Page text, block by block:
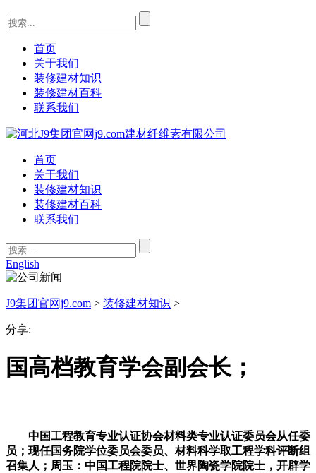
首页
关于我们
装修建材知识
装修建材百科
联系我们
首页
关于我们
装修建材知识
装修建材百科
联系我们
English
J9集团官网j9.com > 装修建材知识 >
分享:
国高档教育学会副会长；
中国工程教育专业认证协会材料类专业认证委员会从任委
员；现任国务院学位委员会委员、材料科学取工程学科评断组
召集人；周玉：中国工程院院士、世界陶瓷学院院士，开辟学